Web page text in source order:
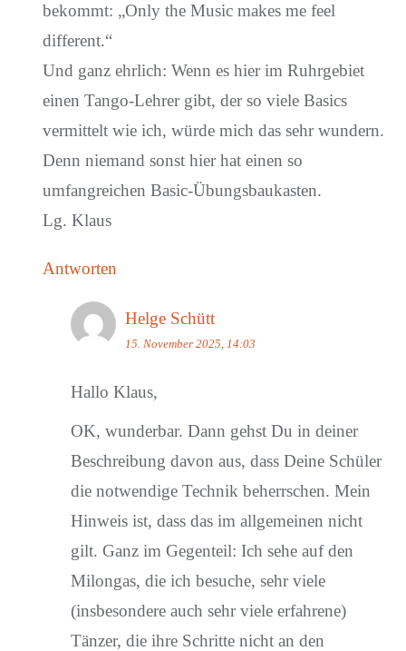
bekommt: „Only the Music makes me feel
different.“
Und ganz ehrlich: Wenn es hier im Ruhrgebiet
einen Tango-Lehrer gibt, der so viele Basics
vermittelt wie ich, würde mich das sehr wundern.
Denn niemand sonst hier hat einen so
umfangreichen Basic-Übungsbaukasten.
Lg. Klaus
Antworten
Helge Schütt
15. November 2025, 14:03
Hallo Klaus,
OK, wunderbar. Dann gehst Du in deiner
Beschreibung davon aus, dass Deine Schüler
die notwendige Technik beherrschen. Mein
Hinweis ist, dass das im allgemeinen nicht
gilt. Ganz im Gegenteil: Ich sehe auf den
Milongas, die ich besuche, sehr viele
(insbesondere auch sehr viele erfahrene)
Tänzer, die ihre Schritte nicht an den